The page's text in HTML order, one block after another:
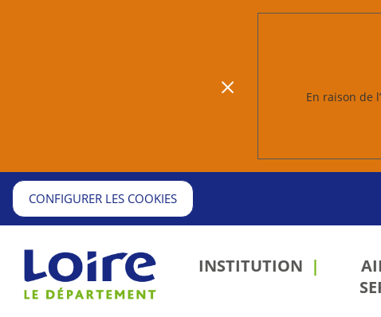
En raison de
CONFIGURER LES COOKIES
INSTITUTION